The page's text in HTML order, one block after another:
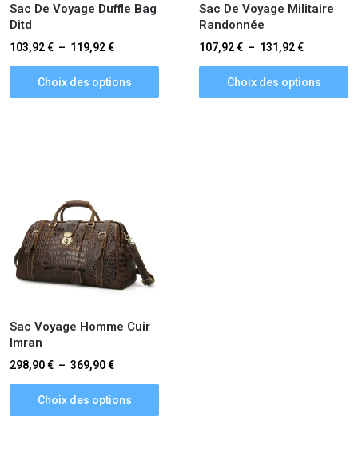
Sac De Voyage Duffle Bag
Ditd
103,92€ – 119,92€
Choix des options
Sac De Voyage Militaire
Randonnée
107,92€ – 131,92€
Choix des options
Sac Voyage Homme Cuir
Imran
298,90€ – 369,90€
Choix des options